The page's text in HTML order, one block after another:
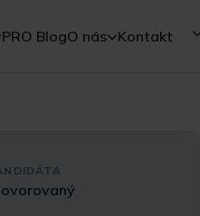
PRO BlogO nás Kontakt